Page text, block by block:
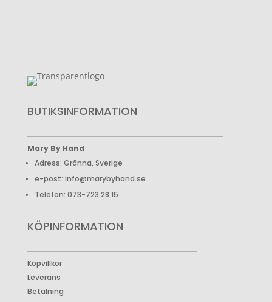
BUTIKSINFORMATION
Mary By Hand
Adress: Gränna, Sverige
e-post: info@marybyhand.se
Telefon: 073-723 28 15
KÖPINFORMATION
Köpvillkor
Leverans
Betalning